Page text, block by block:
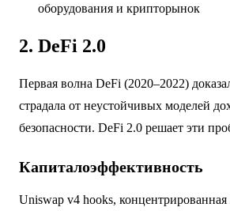
оборудования и крипторынок
2. DeFi 2.0
Первая волна DeFi (2020–2022)
страдала от неустойчивых моделей
безопасности. DeFi 2.0 решает эти
Капиталоэффективность
Uniswap v4 hooks, концентрированная